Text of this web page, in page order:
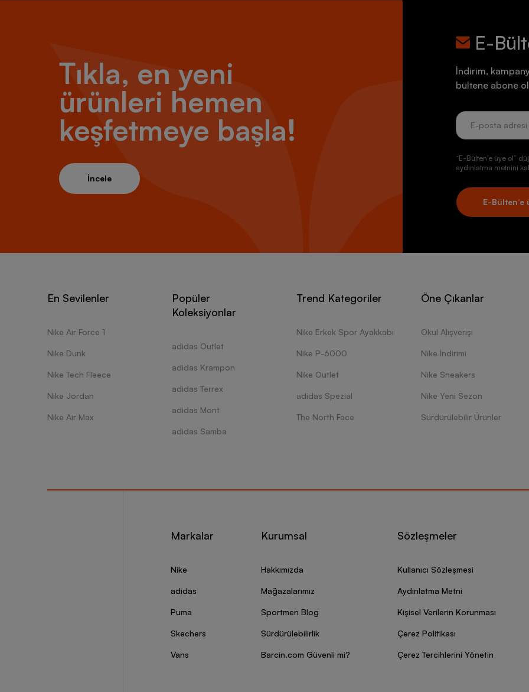
Tıkla, en yeni
ürünleri hemen
keşfetmeye başla!
İncele
E-
İndirim,
bültene abone
“E-Bülten’e üye ol”
aydınlatma metnini
E-Bülten’e
En Sevilenler
Nike Air Force 1
Nike Dunk
Nike Tech Fleece
Nike Jordan
Nike Air Max
Popüler
Koleksiyonlar
adidas Outlet
adidas Krampon
adidas Terrex
adidas Mont
adidas Samba
Trend Kategoriler
Nike Erkek Spor Ayakkabı
Nike P-6000
Nike Outlet
adidas Spezial
The North Face
Öne Çıkanlar
Okul Alışverişi
Nike İndirimi
Nike Sneakers
Nike Yeni Sezon
Sürdürülebilir Ürünler
Markalar
Nike
adidas
Puma
Skechers
Vans
Kurumsal
Hakkımızda
Mağazalarımız
Sportmen Blog
Sürdürülebilirlik
Barcin.com Güvenli mi?
Sözleşmeler
Kullanıcı Sözleşmesi
Aydınlatma Metni
Kişisel Verilerin Korunması
Çerez Politikası
Çerez Tercihlerini Yönetin